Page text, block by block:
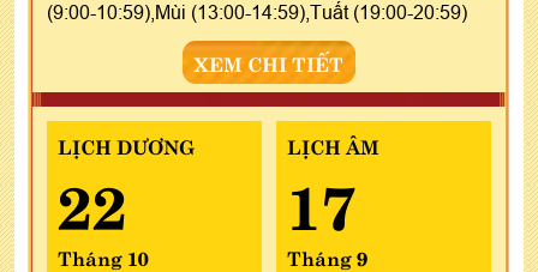
(9:00-10:59),Mùi (13:00-14:59),Tuất (19:00-20:59)
XEM CHI TIẾT
LỊCH DƯƠNG
22
Tháng 10
LỊCH ÂM
17
Tháng 9